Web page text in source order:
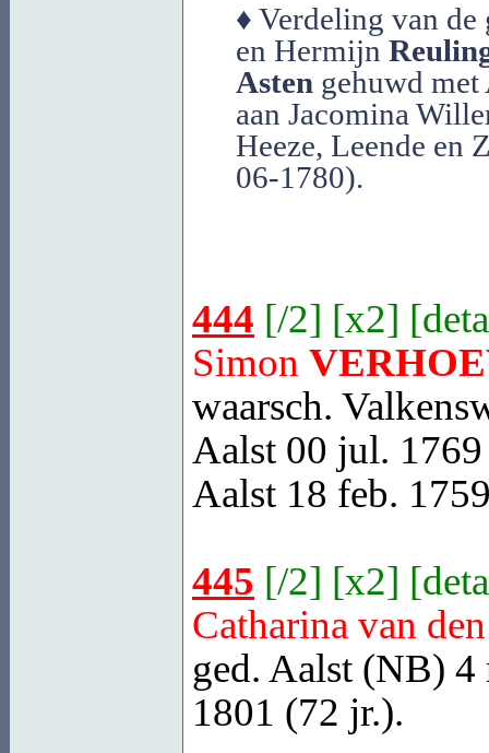
♦ Verdeling van
en Hermijn
Asten gehuwd
aan Jacomina
Heeze, Leende en
06-1780).
444 [/2] [x2] [
Simon
waarsch.
Aalst 00 jul.
Aalst 18 feb.
445 [/2] [x2] [
Catharina van
ged. Aalst (NB) 4
1801 (72 jr.).